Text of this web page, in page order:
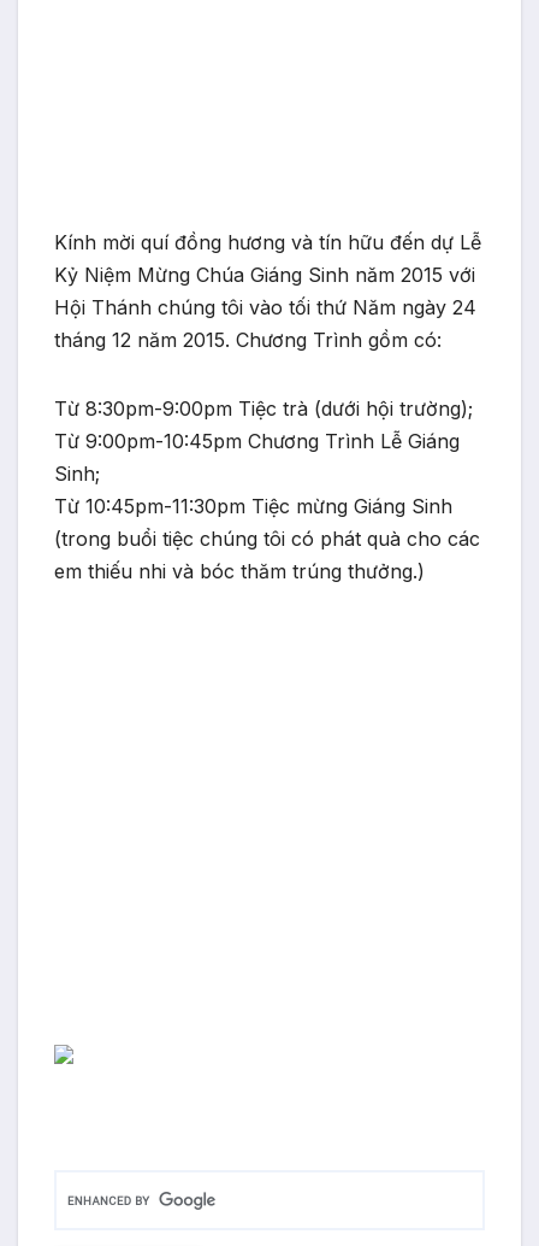
Kính mời quí đồng hương và tín hữu đến dự Lễ
Kỷ Niệm Mừng Chúa Giáng Sinh năm 2015 với
Hội Thánh chúng tôi vào tối thứ Năm ngày 24
tháng 12 năm 2015. Chương Trình gồm có:
Từ 8:30pm-9:00pm Tiệc trà (dưới hội trường);
Từ 9:00pm-10:45pm Chương Trình Lễ Giáng
Sinh;
Từ 10:45pm-11:30pm Tiệc mừng Giáng Sinh
(trong buổi tiệc chúng tôi có phát quà cho các
em thiếu nhi và bóc thăm trúng thưởng.)